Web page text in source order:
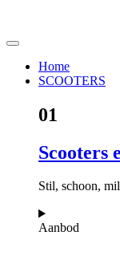
Home
SCOOTERS
01
Scooters
Stil, schoon,
Aanbod